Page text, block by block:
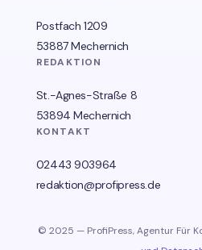
Postfach 1209
53887 Mechernich
REDAKTION
St.-Agnes-Straße 8
53894 Mechernich
KONTAKT
02443 903964
redaktion@profipress.de
© 2025 — ProfiPress, Agentur Für